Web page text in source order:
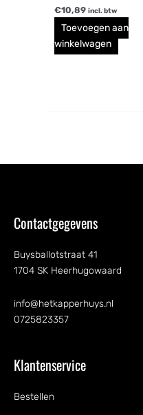
€10,89 incl. btw
Toevoegen aan
winkelwagen
Contactgegevens
Buysballotstraat 41
1704 SK Heerhugowaard
info@hetkapperhuys.nl
0725823357
Klantenservice
Bestellen